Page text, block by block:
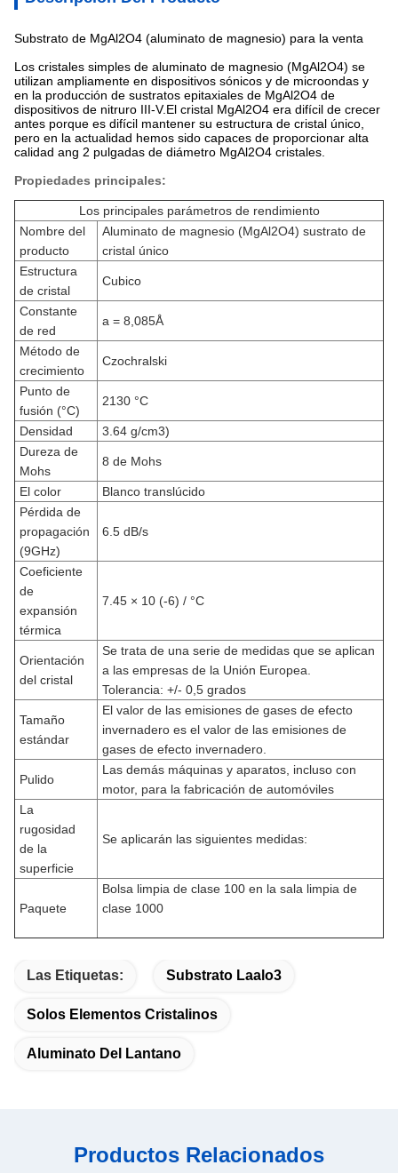
Substrato de MgAl2O4 (aluminato de magnesio) para la venta
Los cristales simples de aluminato de magnesio (MgAl2O4) se
utilizan ampliamente en dispositivos sónicos y de microondas y
en la producción de sustratos epitaxiales de MgAl2O4 de
dispositivos de nitruro III-V.El cristal MgAl2O4 era difícil de crecer
antes porque es difícil mantener su estructura de cristal único,
pero en la actualidad hemos sido capaces de proporcionar alta
calidad ang 2 pulgadas de diámetro MgAl2O4 cristales.
Propiedades principales:
Los principales parámetros de rendimiento
Nombre del
producto
Aluminato de magnesio (MgAl2O4) sustrato de
cristal único
Estructura
de cristal
Cubico
Constante
de red
a = 8,085Å
Método de
crecimiento
Czochralski
Punto de
fusión (°C)
2130 °C
Densidad
3.64 g/cm3)
Dureza de
Mohs
8 de Mohs
El color
Blanco translúcido
Pérdida de
propagación
(9GHz)
6.5 dB/s
Coeficiente
de
expansión
térmica
7.45 × 10 (-6) / °C
Orientación
del cristal
Se trata de una serie de medidas que se aplican
a las empresas de la Unión Europea.
Tolerancia: +/- 0,5 grados
Tamaño
estándar
El valor de las emisiones de gases de efecto
invernadero es el valor de las emisiones de
gases de efecto invernadero.
Pulido
Las demás máquinas y aparatos, incluso con
motor, para la fabricación de automóviles
La
rugosidad
de la
superficie
Se aplicarán las siguientes medidas:
Paquete
Bolsa limpia de clase 100 en la sala limpia de
clase 1000
Las Etiquetas: Substrato Laalo3
Solos Elementos Cristalinos
Aluminato Del Lantano
Productos Relacionados